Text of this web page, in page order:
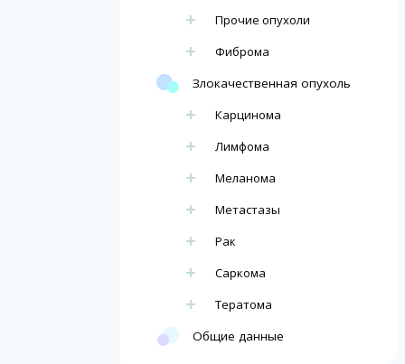
Прочие опухоли
Фиброма
Злокачественная опухоль
Карцинома
Лимфома
Меланома
Метастазы
Рак
Саркома
Тератома
Общие данные